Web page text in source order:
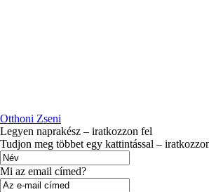
Otthoni Zseni
Legyen naprakész – iratkozzon fel
Tudjon meg többet egy kattintással –
Mi az email címed?